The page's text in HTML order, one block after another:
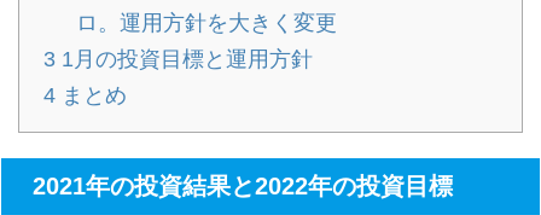
ロ。運用方針を大きく変更
3 1月の投資目標と運用方針
4 まとめ
2021年の投資結果と2022年の投資目標